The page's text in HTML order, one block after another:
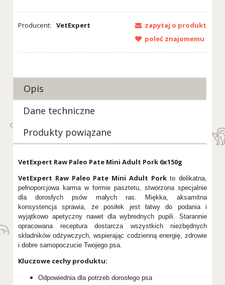
Producent: VetExpert
zapytaj o produkt
poleć znajomemu
Opis
Dane techniczne
Produkty powiązane
VetExpert Raw Paleo Pate Mini Adult Pork 6x150g
VetExpert Raw Paleo Pate Mini Adult Porkto delikatna,
pełnoporcjowa karma w formie pasztetu, stworzona specjalnie
dla dorosłych psów małych ras. Miękka, aksamitna
konsystencja sprawia, że posiłek jest łatwy do podania i
wyjątkowo apetyczny nawet dla wybrednych pupili. Starannie
opracowana receptura dostarcza wszystkich niezbędnych
składników odżywczych, wspierając codzienną energię, zdrowie
i dobre samopoczucie Twojego psa.
Kluczowe cechy produktu:
Odpowiednia dla potrzeb dorosłego psa